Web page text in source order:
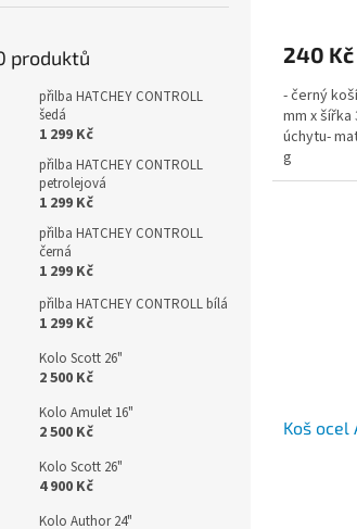
produktů
přilba HATCHEY CONTROLL
šedá
1 299 Kč
přilba HATCHEY CONTROLL
petrolejová
1 299 Kč
přilba HATCHEY CONTROLL
černá
1 299 Kč
přilba HATCHEY CONTROLL bílá
1 299 Kč
Kolo Scott 26"
2 500 Kč
Kolo Amulet 16"
2 500 Kč
Kolo Scott 26"
4 900 Kč
Kolo Author 24"
240 Kč
- černý
mm x šířka
úchytu-
g
Koš ocel